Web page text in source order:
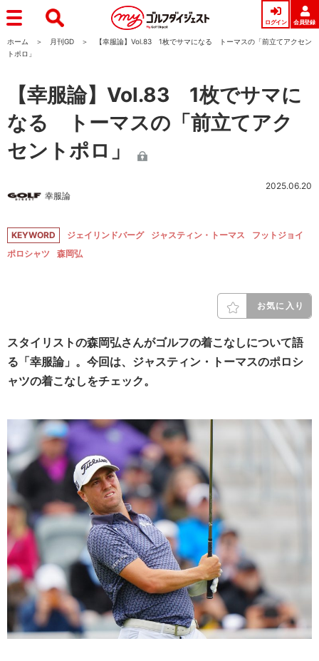
ログイン 会員登録
ホーム 月刊GD
【幸服論】Vol.83 1枚でサマになる トーマスの「前立てアクセン
トポロ」
【幸服論】Vol.83 1枚でサマに
なる トーマスの「前立てアク
セントポロ」
幸服論
2025.06.20
KEYWORD ジェイリンドバーグ ジャスティン・トーマス
フットジョイ
ポロシャツ
森岡弘
お気に入り
スタイリストの森岡弘さんがゴルフの着こなしについて語
る「幸服論」。今回は、ジャスティン・トーマスのポロシ
ャツの着こなしをチェック。